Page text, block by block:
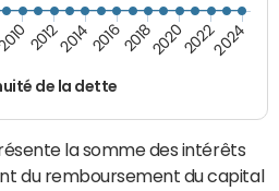
de la dette
2012201420162018202020222024
la somme des intérêts
du remboursement du capital